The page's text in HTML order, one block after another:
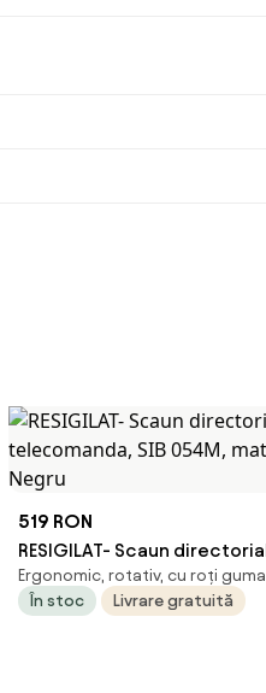
519 RON
RESIGILAT- Scaun
telecomanda, SIB 054M,
textil, Negru
Ergonomic, rotativ, cu roți
În stoc
Livrare gratuită